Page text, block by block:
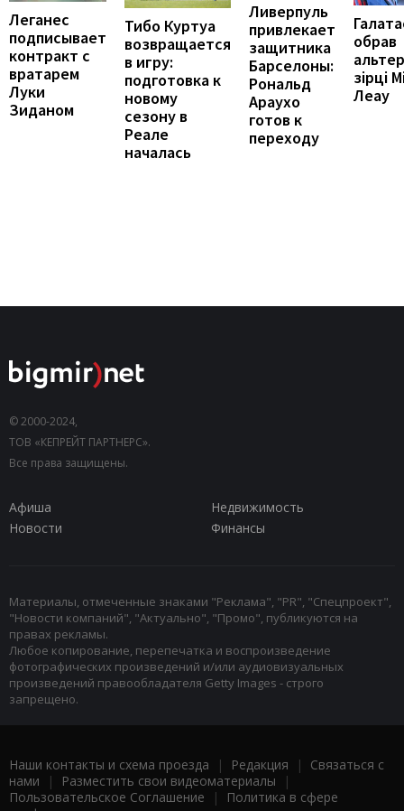
Леганес
подписывает
контракт с
вратарем
Луки
Зиданом
Тибо Куртуа
возвращается
в игру:
подготовка к
новому
сезону в
Реале
началась
Ливерпуль
привлекает
защитника
Барселоны:
Рональд
Араухо
готов к
переходу
обрав
зірці
Леау
© 2000-2024,
ТОВ «КЕПРЕЙТ ПАРТНЕРС».
Все права защищены.
Афиша
Недвижимость
Новости
Финансы
Материалы, отмеченные знаками "Реклама", "PR", "Спецпроект",
"Новости компаний", "Актуально", "Промо", публикуются на
правах рекламы.
Любое копирование, перепечатка и воспроизведение
фотографических произведений и/или аудиовизуальных
произведений правообладателя Getty Images - строго
запрещено.
Наши контакты и схема проезда | Редакция | Связаться с
нами | Разместить свои видеоматериалы |
Пользовательское Соглашение |
Политика в сфере